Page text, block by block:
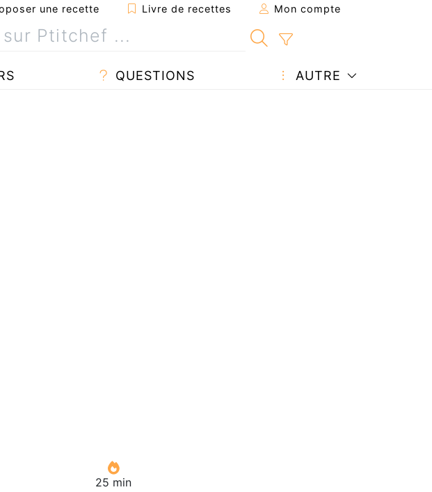
une recette Livre de recettes Mon compte
QUESTIONS AUTRE
25 min